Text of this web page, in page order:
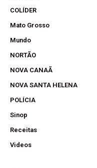
COLÍDER
Mato Grosso
Mundo
NORTÃO
NOVA CANAÃ
NOVA SANTA HELENA
POLÍCIA
Sinop
Receitas
Videos